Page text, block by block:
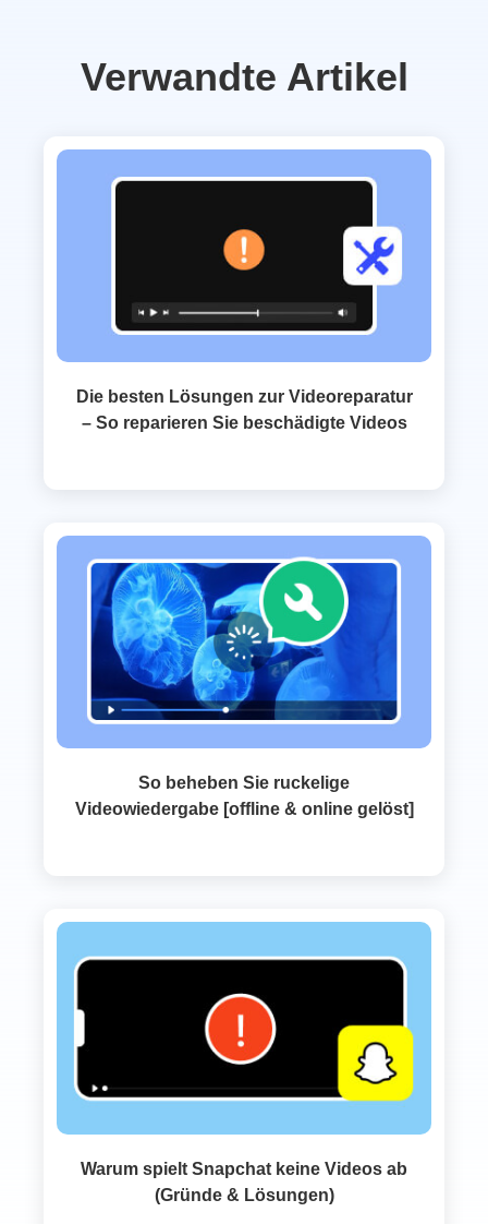
Verwandte Artikel
Die besten Lösungen zur Videoreparatur
– So reparieren Sie beschädigte Videos
So beheben Sie ruckelige
Videowiedergabe [offline & online gelöst]
Warum spielt Snapchat keine Videos ab
(Gründe & Lösungen)